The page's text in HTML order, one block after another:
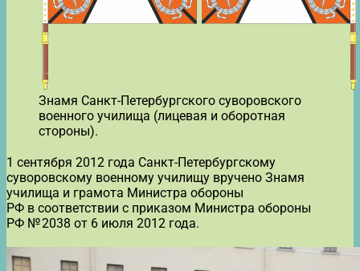
Знамя Санкт-Петербургского суворовского
военного училища (лицевая и оборотная
стороны).
1 сентября 2012 года Санкт-Петербургскому
суворовскому военному училищу вручено Знамя
училища и грамота Министра обороны
РФ в соответствии с приказом Министра обороны
РФ № 2038 от 6 июля 2012 года.